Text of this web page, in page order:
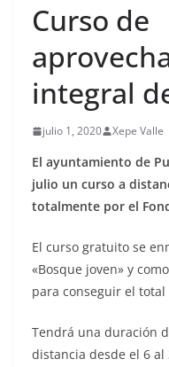
Curso de
integral
julio 1, 2020 Xepe Valle
El ayuntamiento de
julio un curso a
totalmente por el
El curso gratuito se
«Bosque joven» y
para conseguir el
Tendrá una duración
distancia desde el 6